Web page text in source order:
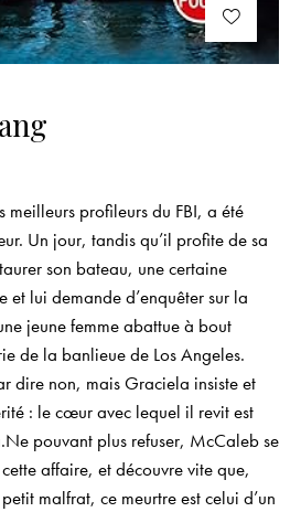
meilleurs profileurs du FBI, a été
Un jour, tandis qu’il profite de sa
son bateau, une certaine
et lui demande d’enquêter sur la
jeune femme abattue à bout
de la banlieue de Los Angeles.
dire non, mais Graciela insiste et
: le cœur avec lequel il revit est
pouvant plus refuser, McCaleb se
affaire, et découvre vite que,
malfrat, ce meurtre est celui d’un